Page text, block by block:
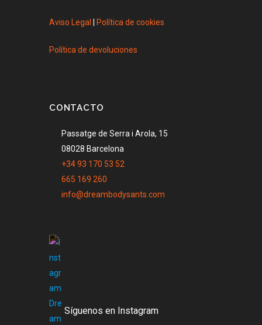
Aviso Legal Política de cookies
Política de devoluciones
CONTACTO
Passatge de Serra i Arola, 15
08028 Barcelona
+34 93 170 53 52
665 169 260
info@dreambodysants.com
Síguenos en Instagram